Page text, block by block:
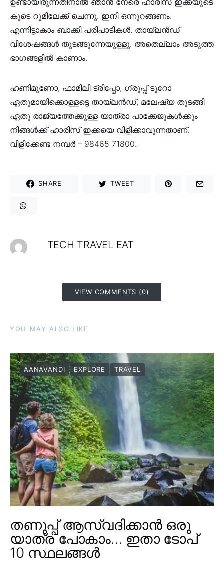
കൂടെ റൂമിലേക്ക് ചെന്നു. ഇനി ഒന്നുറങ്ങണം.
എന്നിട്ടാകാം ബാക്കി പരിപാടികൾ. തായ്‌ലൻഡ്
വിശേഷങ്ങൾ തുടങ്ങുന്നേയുള്ളൂ. അതെല്ലാം അടുത്ത
ഭാഗങ്ങളിൽ കാണാം.
ഹണിമൂണോ, ഫാമിലി ട്രിപ്പോ, ഗ്രൂപ്പ് ടൂറോ
ഏതുമായിക്കൊള്ളട്ടെ തായ്‌ലൻഡ്, മലേഷ്യ തുടങ്ങി
ഏതു രാജ്യത്തേക്കുള്ള യാത്രാ പാക്കേജുകൾക്കും
നിങ്ങൾക്ക് ഹാരിസ് ഇക്കയെ വിളിക്കാവുന്നതാണ്.
വിളിക്കേണ്ട നമ്പർ – 98465 71800.
SHARE TWEET
TECH TRAVEL EAT
VIEW COMMENTS (0)
YOU MAY ALSO LIKE
AANAVANDI EXPLORE TRAVEL
തണുപ്പ് ആസ്വദിക്കാൻ ഒരു
യാത്ര പോകാം… ഇതാ ടോപ്
10 സ്ഥലങ്ങൾ